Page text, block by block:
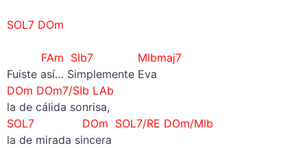
SOL7 DOm
FAm SIb7 MIbmaj7
Fuiste así… Simplemente Eva
DOm DOm7/SIb LAb
la de cálida sonrisa,
SOL7 DOm SOL7/RE DOm/MIb
la de mirada sincera